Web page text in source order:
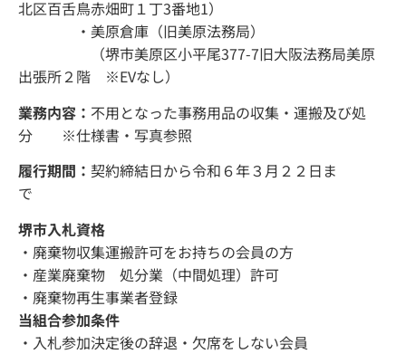
北区百舌鳥赤畑町１丁3番地1）
・美原倉庫（旧美原法務局）
（堺市美原区小平尾377-7旧大阪法務局美原
出張所２階 ※EVなし）
業務内容： 不用となった事務用品の収集・運搬及び処
分 ※仕様書・写真参照
履行期間： 契約締結日から令和６年３月２２日ま
堺市入札資格
・廃棄物収集運搬許可をお持ちの会員の方
・産業廃棄物 処分業（中間処理）許可
・廃棄物再生事業者登録
当組合参加条件
・入札参加決定後の辞退・欠席をしない会員